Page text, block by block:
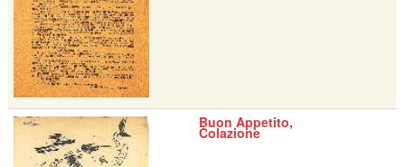
Buon Appetito,
Colazione